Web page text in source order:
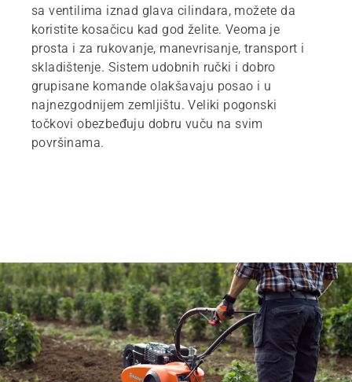
sa ventilima iznad glava cilindara, možete da
koristite kosačicu kad god želite. Veoma je
prosta i za rukovanje, manevrisanje, transport i
skladištenje. Sistem udobnih ručki i dobro
grupisane komande olakšavaju posao i u
najnezgodnijem zemljištu. Veliki pogonski
točkovi obezbeđuju dobru vuču na svim
površinama.